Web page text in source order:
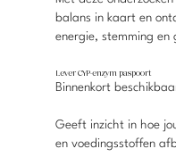
balans in kaart en
energie, stemming en
Lever CYP-enzym paspoort
Binnenkort
Geeft inzicht in hoe
en voedingsstoffen